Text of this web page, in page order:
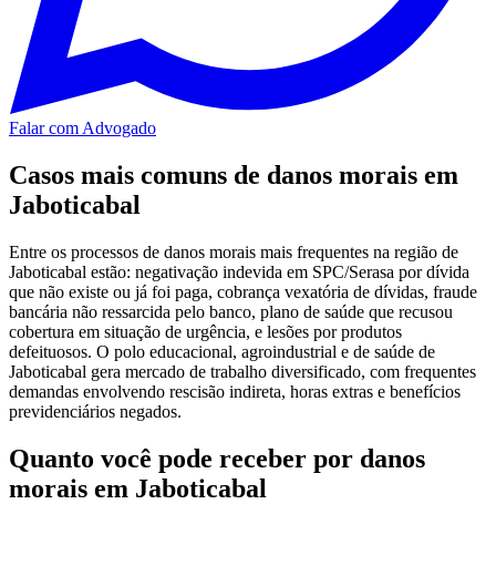
Falar com Advogado
Casos mais comuns de danos morais em
Jaboticabal
Entre os processos de danos morais mais frequentes na região de
Jaboticabal estão: negativação indevida em SPC/Serasa por dívida
que não existe ou já foi paga, cobrança vexatória de dívidas, fraude
bancária não ressarcida pelo banco, plano de saúde que recusou
cobertura em situação de urgência, e lesões por produtos
defeituosos. O polo educacional, agroindustrial e de saúde de
Jaboticabal gera mercado de trabalho diversificado, com frequentes
demandas envolvendo rescisão indireta, horas extras e benefícios
previdenciários negados.
Quanto você pode receber por danos
morais em Jaboticabal